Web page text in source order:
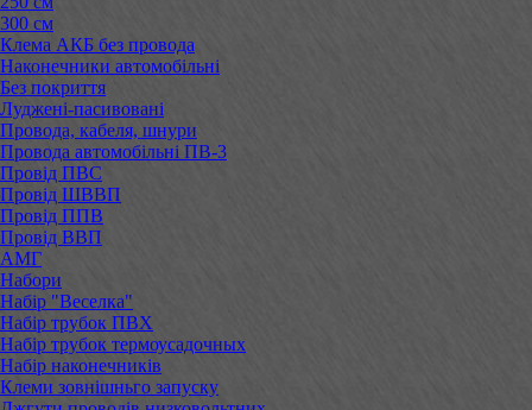
300 см
Клема АКБ без провода
Наконечники автомобільні
Без покриття
Луджені-пасивовані
Провода, кабеля, шнури
Провода автомобільні ПВ-3
Провід ПВС
Провід ШВВП
Провід ППВ
Провід ВВП
АМГ
Набори
Набір "Веселка"
Набір трубок ПВХ
Набір трубок термоусадочных
Набір наконечників
Клеми зовнішньго запуску